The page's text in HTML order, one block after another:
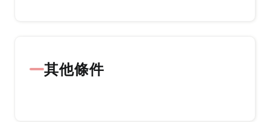
其他條件